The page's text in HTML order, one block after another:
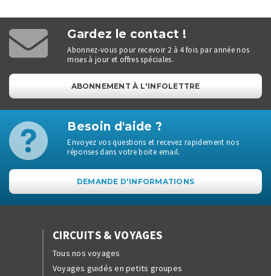
Gardez le contact !
Abonnez-vous pour recevoir 2 à 4 fois par année nos
mises à jour et offres spéciales.
ABONNEMENT À L'INFOLETTRE
Besoin d'aide ?
Envoyez vos questions et recevez rapidement nos
réponses dans votre boite email.
DEMANDE D'INFORMATIONS
CIRCUITS & VOYAGES
Tous nos voyages
Voyages guidés en petits groupes